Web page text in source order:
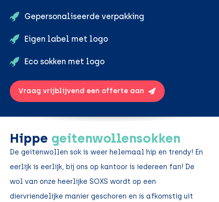
Gepersonaliseerde verpakking
Eigen label met logo
Eco sokken met logo
Vraag vrijblijvend een offerte aan
Hippe geitenwollensokken
De geitenwollen sok is weer helemaal hip en trendy! En
eerlijk is eerlijk, bij ons op kantoor is iedereen fan! De
wol van onze heerlijke SOXS wordt op een
diervriendelijke manier geschoren en is afkomstig uit